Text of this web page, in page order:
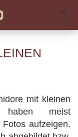
mit kleinen
haben meist
aufzeigen.